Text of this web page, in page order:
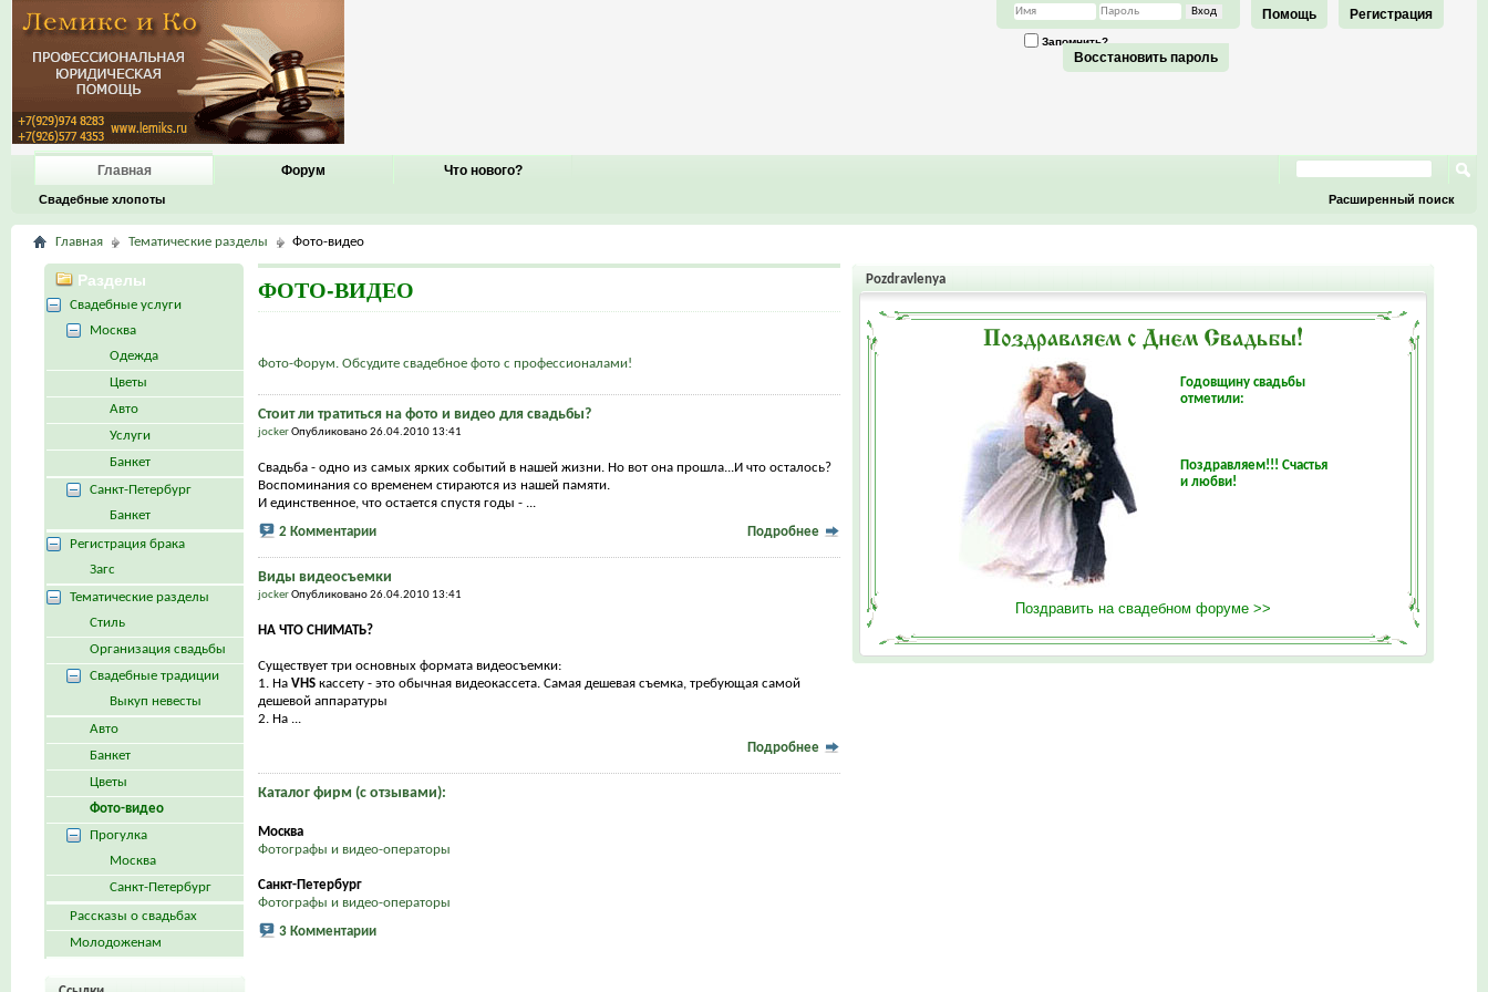
Регистрация
Помощь
Запомнить?
Восстановить пароль
Главная
Свадебные хлопоты
Форум Что нового?
Расширенный поиск
Главная Тематические разделы Фото-видео
ФОТО-ВИДЕО
Фото-Форум. Обсудите свадебное фото с профессионалами!
Стоит ли тратиться на фото и видео для свадьбы?
jockerОпубликовано 26.04.2010 13:41
Свадьба - одно из самых ярких событий в нашей жизни. Но вот она прошла...И что осталось?
Воспоминания со временем стираются из нашей памяти.
И единственное, что остается спустя годы - ...
Подробнее
2 Комментарии
Виды видеосъемки
jockerОпубликовано 26.04.2010 13:41
НА ЧТО СНИМАТЬ?
Существует три основных формата видеосъемки:
1. На VHS кассету - это обычная видеокассета. Самая дешевая съемка, требующая самой
дешевой аппаратуры
2. На ...
Подробнее
Каталог фирм (с отзывами):
Москва
Фотографы и видео-операторы
Санкт-Петербург
Фотографы и видео-операторы
3 Комментарии
Pozdravlenya
Годовщину свадьбы
отметили:
Поздравляем!!! Счастья
и любви!
Поздравить на свадебном форуме >>
Разделы
Свадебные услуги
Москва
Одежда
Цветы
Авто
Услуги
Банкет
Санкт-Петербург
Банкет
Регистрация брака
Загс
Тематические разделы
Стиль
Организация свадьбы
Свадебные традиции
Выкуп невесты
Авто
Банкет
Цветы
Фото-видео
Прогулка
Москва
Санкт-Петербург
Рассказы о свадьбах
Молодоженам